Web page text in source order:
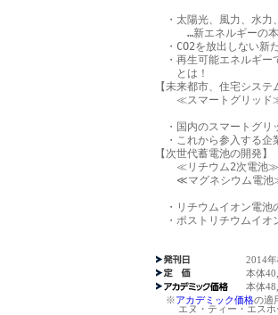
・太陽光、風力、水力
…新エネルギーの本
・CO2を放出しない新
・再生可能エネルギー
とは！
【未来都市、住宅システ
≪スマートグリッド
・国内のスマートグリ
・これから参入する
【次世代蓄電池の開発】
≪リチウム2次電池
≪マグネシウム電池
・リチウムイオン電池
・ポストリチウムイオ
2014
本体
本体
※アカデミック価格の適
エヌ・ティー・エスホ